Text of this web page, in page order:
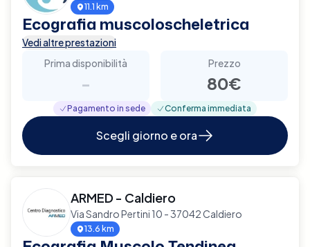
11.1 km
Ecografia muscoloscheletrica
Vedi altre prestazioni
Prima disponibilità
-
Prezzo
80€
Pagamento in sede Conferma immediata
Scegli giorno e ora
ARMED - Caldiero
Via Sandro Pertini 10 - 37042 Caldiero
13.6 km